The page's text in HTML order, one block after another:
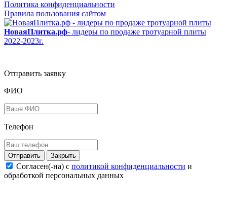
Политика конфиденциальности
Правила пользования сайтом
НоваяПлитка.рф- лидеры по продаже тротуарной плиты
2022-2023г.
Отправить заявку
ФИО
Телефон
Закрыть
Согласен(-на) c политикой конфиденциальности и
обработкой персональных данных